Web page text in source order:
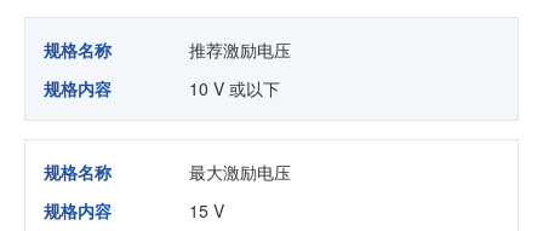
规格名称
推荐激励电压
规格内容
10 V 或以下
规格名称
最大激励电压
规格内容
15 V